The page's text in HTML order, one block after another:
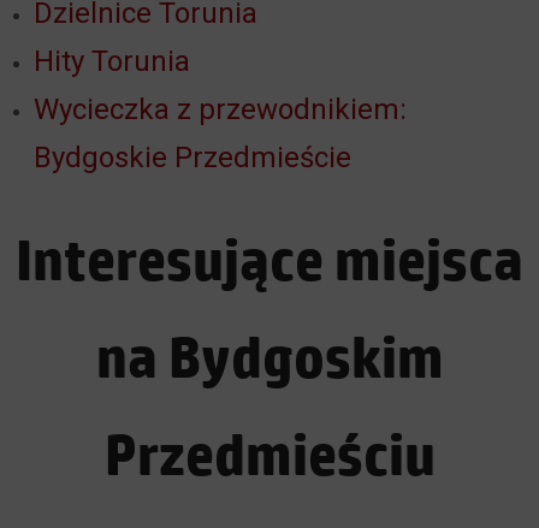
Dzielnice Torunia
Hity Torunia
Wycieczka z przewodnikiem:
Bydgoskie Przedmieście
Interesujące miejsca
na Bydgoskim
Przedmieściu